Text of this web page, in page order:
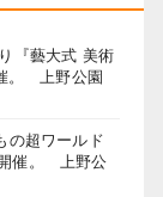
『藝大式 美術
。 上野公園
の超ワールド
催。 上野公